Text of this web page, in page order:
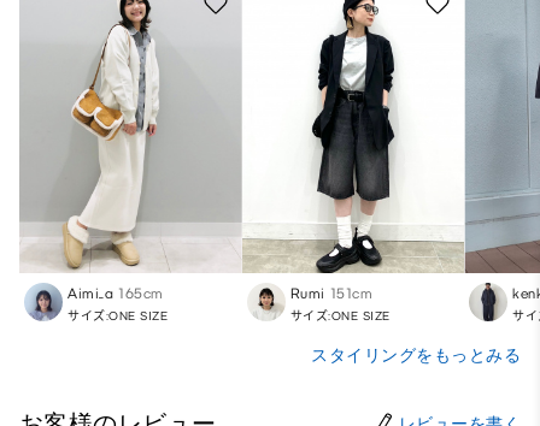
Aimi_a 165cm
サイズ:ONE SIZE
Rumi 151cm
サイズ:ONE SIZE サ
スタイリングをもっとみる